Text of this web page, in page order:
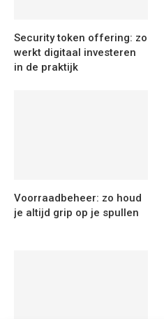
Security token offering: zo
werkt digitaal investeren
in de praktijk
Voorraadbeheer: zo houd
je altijd grip op je spullen